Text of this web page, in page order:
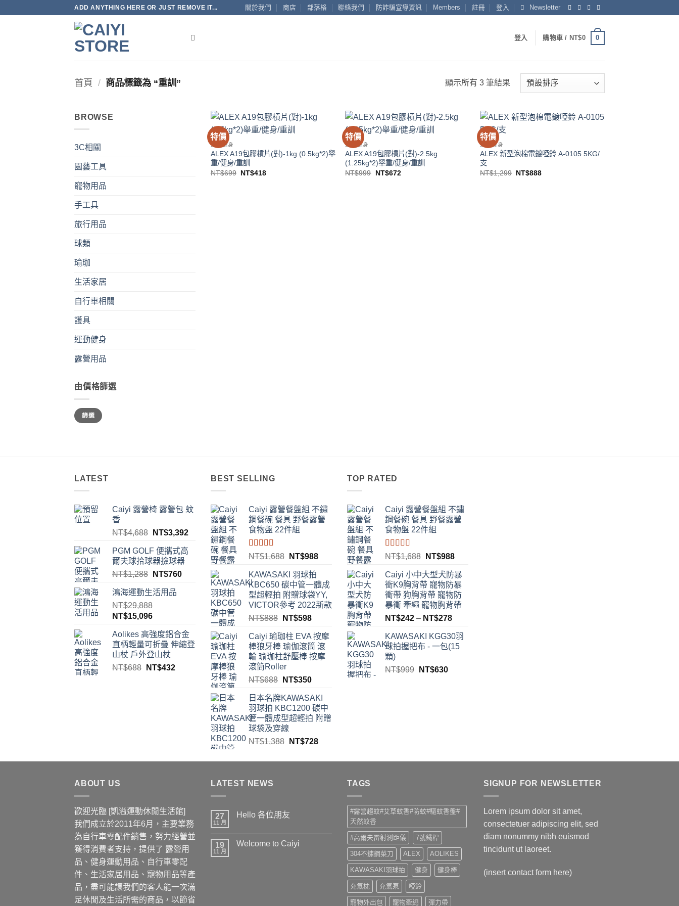
ADD ANYTHING HERE OR JUST REMOVE IT... 關於我們 商店 部落格 聯絡我們 防詐騙宣導資訊 Members 註冊 登入 Newsletter
登入 購物車 / NT$0 0
首頁 / 商品標籤為 “重訓” 顯示所有 3 筆結果
BROWSE
3C相關
園藝工具
寵物用品
手工具
旅行用品
球類
瑜珈
生活家居
自行車相關
護具
運動健身
露營用品
由價格篩選
最
低
價
最
高
價
篩選
特價
運動健身
ALEX A19包膠槓片(對)-1kg (0.5kg*2)舉
重/健身/重訓
NT$699 原
NT$418目
特價
運動健身
ALEX A19包膠槓片(對)-2.5kg
(1.25kg*2)舉重/健身/重訓
NT$999 原
NT$672目
特價
運動健身
ALEX 新型泡棉電鍍啞鈴 A-0105 5KG/
支
NT$1,299 原
NT$888目
LATEST
Caiyi 露營椅 露營包 蚊
香
NT$4,688 原
價
格：
NT$4,688。
NT$3,392目
價
NT$3,392。
PGM GOLF 便攜式高
爾夫球拾球器撿球器
NT$1,288 原
價
格：
NT$1,288。
NT$760目
NT$760。
鴻海運動生活用品
NT$29,888
原
價
格：
NT$29,888。
NT$15,096目
價
格：
NT$15,096。
Aolikes 高強度鋁合金
直柄輕量可折疊 伸縮登
山杖 戶外登山杖
NT$688 原
NT$432目
NT$432。
BEST SELLING
Caiyi 露營餐盤組 不鏽
鋼餐碗 餐具 野餐露營
食物盤 22件組
評分4.00
滿分 5
NT$1,688 原
價
格：
NT$1,688。
NT$988目
格：
NT$988。
KAWASAKI 羽球拍
KBC650 碳中管一體成
型超輕拍 附贈球袋YY,
VICTOR參考 2022新款
NT$888 原
價
格：
NT$888。
NT$598目
價
格：
NT$598。
Caiyi 瑜珈柱 EVA 按摩
棒狼牙棒 瑜伽滾筒 滾
輪 瑜珈柱舒壓棒 按摩
滾筒Roller
NT$688 原
價
格：
NT$688。
NT$350目
價
格：
NT$350。
日本名牌KAWASAKI
羽球拍 KBC1200 碳中
管一體成型超輕拍 附贈
球袋及穿線
NT$1,388 原
價
NT$728目
價
NT$728。
TOP RATED
Caiyi 露營餐盤組 不鏽
鋼餐碗 餐具 野餐露營
食物盤 22件組
評分4.00
滿分 5
NT$1,688 原
價
格：
NT$1,688。
NT$988目
價
格：
NT$988。
Caiyi 小中大型犬防暴
衝K9胸背帶 寵物防暴
衝帶 狗胸背帶 寵物防
暴衝 牽繩 寵物胸背帶
NT$242 – NT$278價
範
圍：
KAWASAKI KGG30羽
球拍握把布 - 一包(15
顆)
NT$999 原
NT$630目
ABOUT US
歡迎光臨 [凱溢運動休閒生活館]
我們成立於2011年6月，主要業務
為自行車零配件銷售，努力經營並
獲得消費者支持，提供了 露營用
品、健身運動用品、自行車零配
件、生活家居用品、寵物用品等產
品，盡可能讓我們的客人能一次滿
足休閒及生活所需的商品，以節省
LATEST NEWS
27
11 月
Hello 各位朋友
位
言
19
11 月
Welcome to Caiyi
TAGS
#露營趨蚊#艾草蚊香#防蚊#驅蚊香盤#
天然蚊香
#高爾夫雷射測距儀 7號鐵桿
304不鏽鋼菜刀 ALEX AOLIKES
KAWASAKI羽球拍 健身 健身棒
充氣枕 充氣泵 啞鈴
寵物外出包 寵物牽繩 彈力帶
SIGNUP FOR NEWSLETTER
Lorem ipsum dolor sit amet,
consectetuer adipiscing elit, sed
diam nonummy nibh euismod
tincidunt ut laoreet.
(insert contact form here)